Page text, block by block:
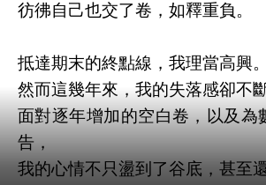
彷彿自己也交了卷，如釋重負。
抵達期末的終點線，我理當高興。
然而這幾年來，我的失落感卻不
面對逐年增加的空白卷，以及為
告，
我的心情不只盪到了谷底，甚至